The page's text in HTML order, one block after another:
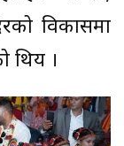
विकासमा
थिय ।